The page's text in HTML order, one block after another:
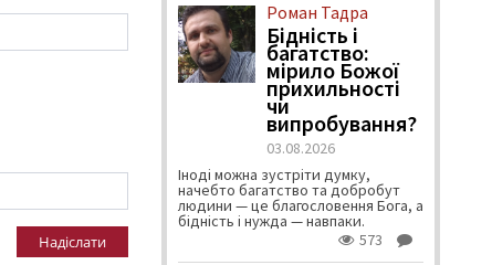
Надіслати
Роман Тадра
Бідність і
багатство:
мірило Божої
прихильності
чи
випробування?
03.08.2026
Іноді можна зустріти думку,
начебто багатство та добробут
людини — це благословення Бога, а
бідність і нужда — навпаки.
573